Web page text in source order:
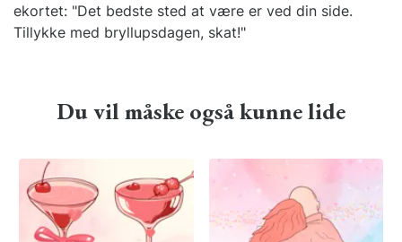
ekortet: "Det bedste sted at være er ved din side.
Tillykke med bryllupsdagen, skat!"
Du vil måske også kunne lide